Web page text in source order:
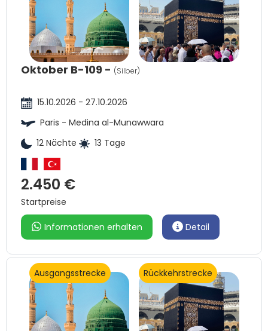
Oktober B-109 - (Silber)
15.10.2026 - 27.10.2026
Paris - Medina al-Munawwara
12 Nächte
13 Tage
2.450 €
Startpreise
Informationen erhalten Detail
Ausgangsstrecke Rückkehrstrecke